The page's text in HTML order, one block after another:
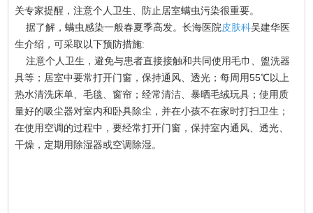
关专家提醒，注意个人卫生、防止居室螨虫污染很重要。
据了解，螨虫感染一般春夏季高发。长海医院皮肤科吴建华医
生介绍，可采取以下预防措施:
注意个人卫生，避免与患者直接接触和共同使用毛巾、盥洗器
具等；居室中要常打开门窗，保持通风、透光；每周用55℃以上
热水清洗床单、毛毯、窗帘；经常清洁、暴晒毛绒玩具；使用质
量好的吸尘器对室内和卧具除尘，并在小孩不在家时打扫卫生；
在使用空调的过程中，要经常打开门窗，保持室内通风、透光、
干燥，定期用除湿器或空调除湿。